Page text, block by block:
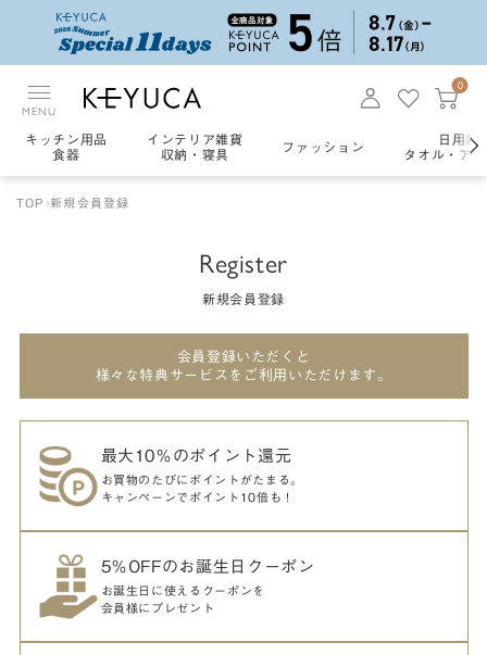
MENU
0
キッチン用品
食器
インテリア雑貨
収納・寝具
ファッション
日用雑
タオル・ア
TOP 新規会員登録
Register
新規会員登録
会員登録いただくと
様々な特典サービスをご利用いただけます。
最大10％のポイント還元
お買物のたびにポイントがたまる。
キャンペーンでポイント10倍も！
5％OFFのお誕生日クーポン
お誕生日に使えるクーポンを
会員様にプレゼント